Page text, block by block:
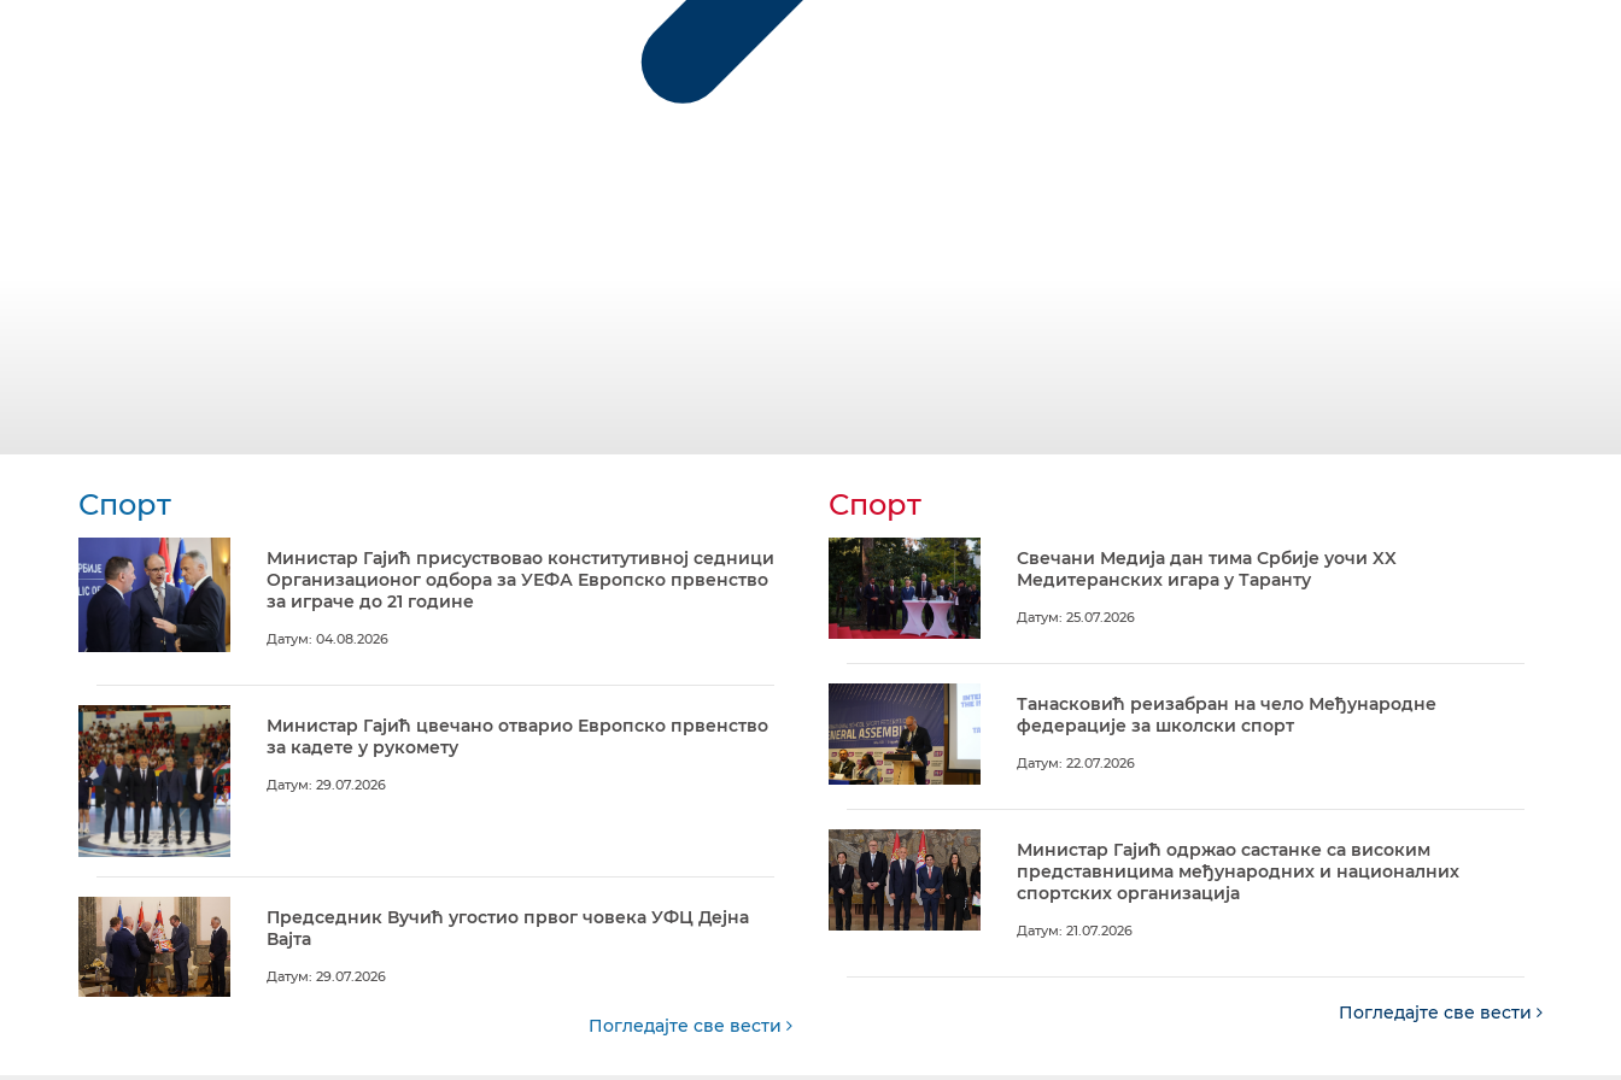
Спорт
Министар Гајић присуствовао конститутивној седници
Организационог одбора за УЕФА Европско првенство
за играче до 21 године
Датум: 04.08.2026
Министар Гајић цвечано отварио Европско првенство
за кадете у рукомету
Датум: 29.07.2026
Председник Вучић угостио првог човека УФЦ Дејна
Вајта
Датум: 29.07.2026
Погледајте све вести
Спорт
Свечани Медија дан тима Србије уочи XX
Медитеранских игара у Таранту
Датум: 25.07.2026
Танасковић реизабран на чело Међународне
федерације за школски спорт
Датум: 22.07.2026
Министар Гајић одржао састанке са високим
представницима међународних и националних
спортских организација
Датум: 21.07.2026
Погледајте све вести